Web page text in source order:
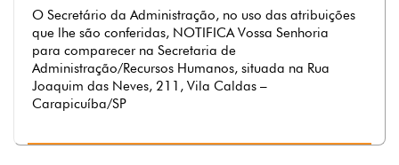
O Secretário da Administração, no uso das atribuições
que lhe são conferidas, NOTIFICA Vossa Senhoria
para comparecer na Secretaria de
Administração/Recursos Humanos, situada na Rua
Joaquim das Neves, 211, Vila Caldas –
Carapicuíba/SP